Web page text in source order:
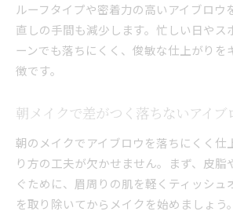
ルーフタイプや密着力の高いアイブロウ
直しの手間も減少します。忙しい日やス
ーンでも落ちにくく、俊敏な仕上がりを
徴です。
朝メイクで差がつく落ちないアイブ
朝のメイクでアイブロウを落ちにくく仕
り方の工夫が欠かせません。まず、皮脂
ぐために、眉周りの肌を軽くティッシュ
を取り除いてからメイクを始めましょう